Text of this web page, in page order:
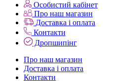
Особистий кабінет
Про наш магазин
Доставка і оплата
Контакти
Дропшипінг
Про наш магазин
Доставка і оплата
Контакти